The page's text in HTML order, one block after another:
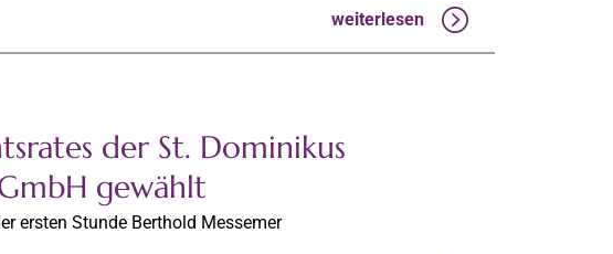
weiterlesen
der St. Dominikus
gewählt
ersten Stunde Berthold Messemer